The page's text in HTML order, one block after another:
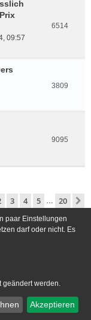
09:57
6514
3809
9095
20
3 4 5 … 20
Gehe zu
paar Einstellungen
darf oder nicht. Es
geändert werden.
Akzeptieren